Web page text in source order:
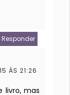
Responder
ÀS 21:26
livro, mas